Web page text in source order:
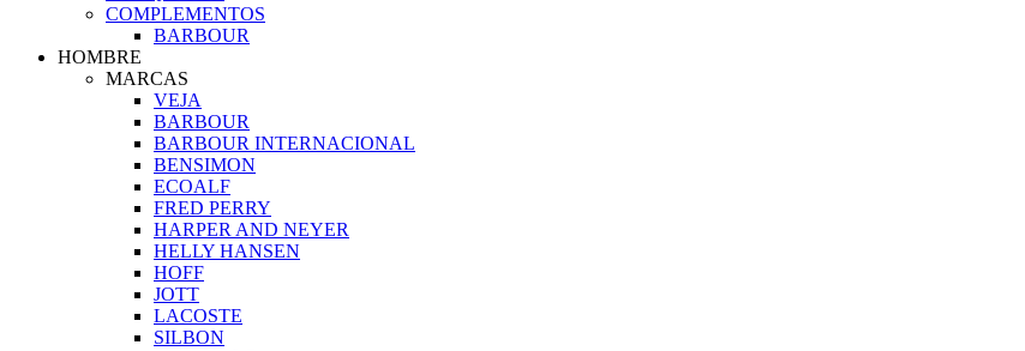
COMPLEMENTOS
BARBOUR
HOMBRE
MARCAS
VEJA
BARBOUR
BARBOUR INTERNACIONAL
BENSIMON
ECOALF
FRED PERRY
HARPER AND NEYER
HELLY HANSEN
HOFF
JOTT
LACOSTE
SILBON